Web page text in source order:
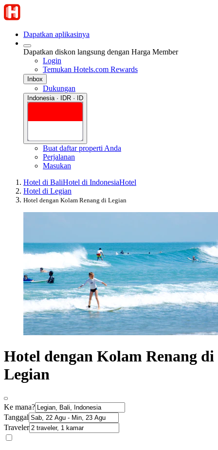
Dapatkan aplikasinya
Dapatkan diskon langsung dengan Harga Member
Login
Temukan Hotels.com Rewards
Inbox
Dukungan
Indonesia · IDR · ID
Buat daftar properti Anda
Perjalanan
Masukan
Hotel di BaliHotel di IndonesiaHotel
Hotel di Legian
Hotel dengan Kolam Renang di Legian
Hotel dengan Kolam Renang di
Legian
Ke mana?
Tanggal
Traveler